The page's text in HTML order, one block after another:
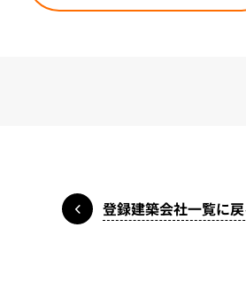
登録建築会社一覧に